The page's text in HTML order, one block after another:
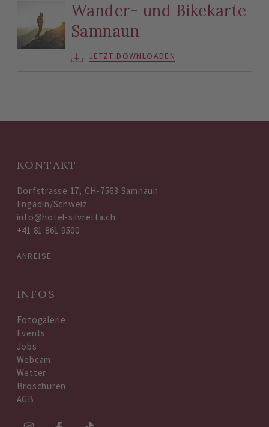
Wander- und Bikekarte
Samnaun
JETZT DOWNLOADEN
KONTAKT
Dorfstrasse 17, CH-7563 Samnaun
Engadin/Schweiz
info@hotel-silvretta.ch
+41 81 861 9500
ANREISE
INFOS
Fotogalerie
Events
Jobs
Webcam
Wetter
Broschüren
AGB